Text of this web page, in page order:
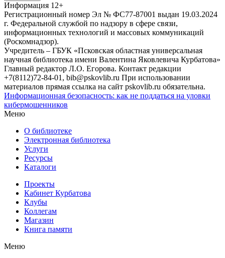
Информация 12+
Регистрационный номер Эл № ФС77-87001 выдан 19.03.2024
г. Федеральной службой по надзору в сфере связи,
информационных технологий и массовых коммуникаций
(Роскомнадзор).
Учредитель – ГБУК «Псковская областная универсальная
научная библиотека имени Валентина Яковлевича Курбатова»
Главный редактор Л.О. Егорова. Контакт редакции
+7(8112)72-84-01, bib@pskovlib.ru При использовании
материалов прямая ссылка на сайт pskovlib.ru обязательна.
Информационная безопасность: как не поддаться на уловки
кибермошенников
Меню
О библиотеке
Электронная библиотека
Услуги
Ресурсы
Каталоги
Проекты
Кабинет Курбатова
Клубы
Коллегам
Магазин
Книга памяти
Меню